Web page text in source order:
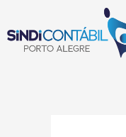
para